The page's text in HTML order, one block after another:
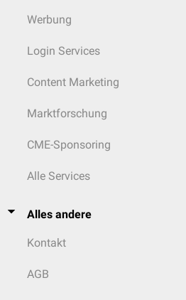
Werbung
Login Services
Content Marketing
Marktforschung
CME-Sponsoring
Alle Services
Alles andere
Kontakt
AGB